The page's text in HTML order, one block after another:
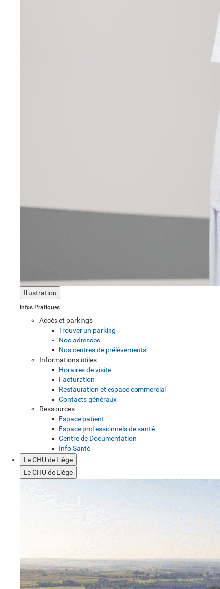
Illustration
Infos Pratiques
Accès et parkings
Trouver un parking
Nos adresses
Nos centres de prélèvements
Informations utiles
Horaires de visite
Facturation
Restauration et espace commercial
Contacts généraux
Ressources
Espace patient
Espace professionnels de santé
Centre de Documentation
Info Santé
Le CHU de Liège
Le CHU de Liège